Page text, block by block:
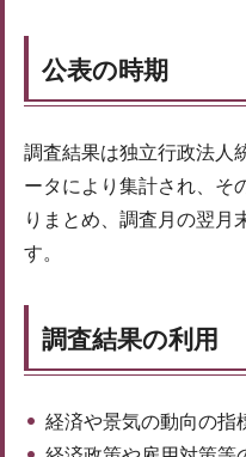
公表の時期
調査結果は独立行政法人
ータにより集計され、そ
りまとめ、調査月の翌月
す。
調査結果の利用
経済や景気の動向の指